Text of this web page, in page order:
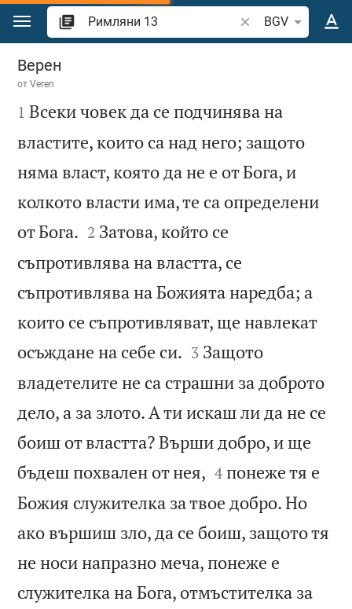
Преминете към съдържанието
Търсете стих или
BGV
Римляни 13
Верен
отVeren

1 Всеки човек да се подчинява на
властите, които са над него; защото
няма власт, която да не е от Бога, и
колкото власти има, те са определени
от Бога. 

2 Затова, който се
съпротивлява на властта, се
съпротивлява на Божията наредба; а
които се съпротивляват, ще навлекат
осъждане на себе си. 

3 Защото
владетелите не са страшни за доброто
дело, а за злото. А ти искаш ли да не се
боиш от властта? Върши добро, и ще
бъдеш похвален от нея, 

4 понеже тя е
Божия служителка за твое добро. Но
ако вършиш зло, да се боиш, защото тя
не носи напразно меча, понеже е
служителка на Бога, отмъстителка за